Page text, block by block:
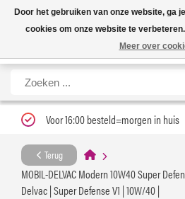
Nieuwe levertijd: 1 tot 3 werkdagen | Nu 25%
Carfume met kortingscode
Voor 16:00 besteld=morgen in huis
Terug
MOBIL-DELVAC Modern 10W40 Super
Delvac | Super Defense V1 | 10W/40 |
Door het gebruiken van onze website, ga
cookies om onze website te verbeteren.
Meer over